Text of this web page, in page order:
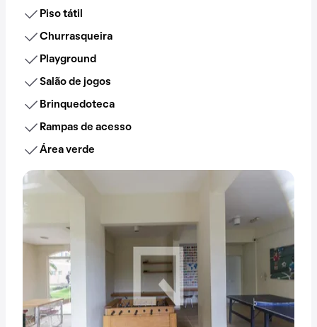
Piso tátil
Churrasqueira
Playground
Salão de jogos
Brinquedoteca
Rampas de acesso
Área verde